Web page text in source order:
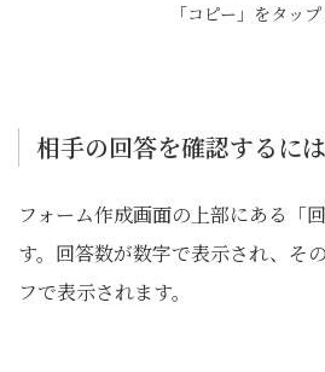
「コピー」をタッ
相手の回答を確認するには
フォーム作成画面の上部にある「
す。回答数が数字で表示され、そ
フで表示されます。